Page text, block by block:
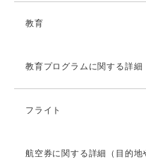
教育
教育プログラムに関する詳細
フライト
航空券に関する詳細（目的地